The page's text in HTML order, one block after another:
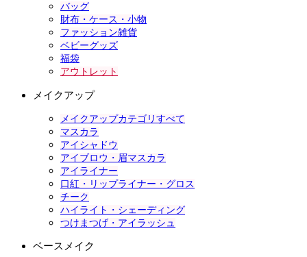
バッグ
財布・ケース・小物
ファッション雑貨
ベビーグッズ
福袋
アウトレット
メイクアップ
メイクアップカテゴリすべて
マスカラ
アイシャドウ
アイブロウ・眉マスカラ
アイライナー
口紅・リップライナー・グロス
チーク
ハイライト・シェーディング
つけまつげ・アイラッシュ
ベースメイク